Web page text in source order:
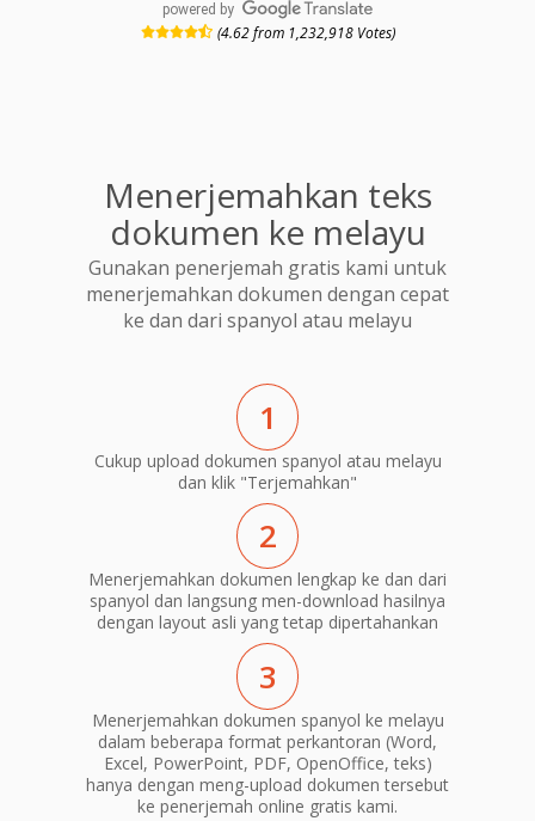
powered by
(4.62 from 1,232,918 Votes)
Menerjemahkan teks
dokumen ke melayu
Gunakan penerjemah gratis kami untuk
menerjemahkan dokumen dengan cepat
ke dan dari spanyol atau melayu
1
Cukup upload dokumen spanyol atau melayu
dan klik "Terjemahkan"
2
Menerjemahkan dokumen lengkap ke dan dari
spanyol dan langsung men-download hasilnya
dengan layout asli yang tetap dipertahankan
3
Menerjemahkan dokumen spanyol ke melayu
dalam beberapa format perkantoran (Word,
Excel, PowerPoint, PDF, OpenOffice, teks)
hanya dengan meng-upload dokumen tersebut
ke penerjemah online gratis kami.